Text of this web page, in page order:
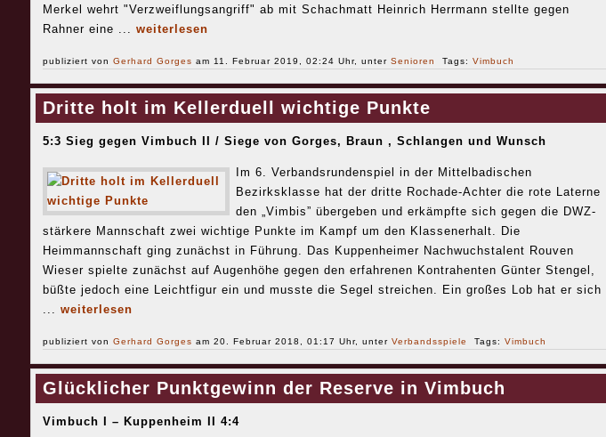
Merkel wehrt "Verzweiflungsangriff" ab mit Schachmatt Heinrich Herrmann stellte gegen
Rahner eine ... weiterlesen
publiziert von Gerhard Gorges am 11. Februar 2019, 02:24 Uhr, unter Senioren Tags: Vimbuch
Dritte holt im Kellerduell wichtige Punkte
5:3 Sieg gegen Vimbuch II / Siege von Gorges, Braun , Schlangen und Wunsch
Im 6. Verbandsrundenspiel in der Mittelbadischen
Bezirksklasse hat der dritte Rochade-Achter die rote Laterne
den „Vimbis” übergeben und erkämpfte sich gegen die DWZ-
stärkere Mannschaft zwei wichtige Punkte im Kampf um den Klassenerhalt. Die
Heimmannschaft ging zunächst in Führung. Das Kuppenheimer Nachwuchstalent Rouven
Wieser spielte zunächst auf Augenhöhe gegen den erfahrenen Kontrahenten Günter Stengel,
büßte jedoch eine Leichtfigur ein und musste die Segel streichen. Ein großes Lob hat er sich
... weiterlesen
publiziert von Gerhard Gorges am 20. Februar 2018, 01:17 Uhr, unter Verbandsspiele Tags: Vimbuch
Glücklicher Punktgewinn der Reserve in Vimbuch
Vimbuch I – Kuppenheim II 4:4